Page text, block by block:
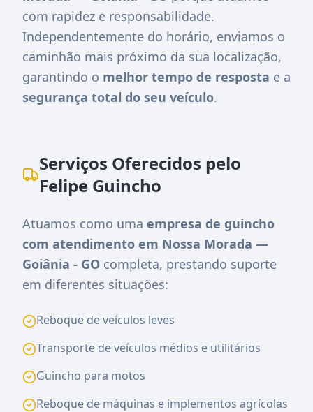
com rapidez e responsabilidade.
Independentemente do horário, enviamos o
caminhão mais próximo da sua localização,
garantindo o melhor tempo de resposta e a
segurança total do seu veículo.
Serviços Oferecidos pelo
Felipe Guincho
Atuamos como uma empresa de guincho
com atendimento em Nossa Morada —
Goiânia - GO completa, prestando suporte
em diferentes situações:
Reboque de veículos leves
Transporte de veículos médios e utilitários
Guincho para motos
Reboque de máquinas e implementos agrícolas